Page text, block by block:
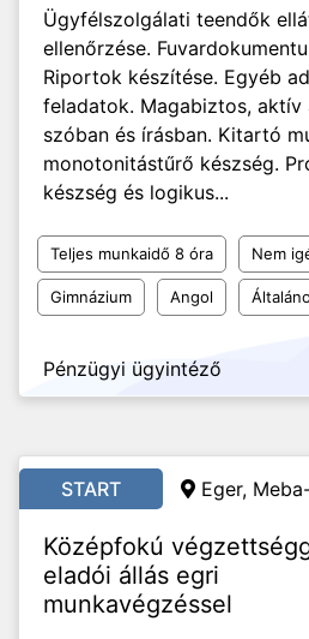
Ügyfélszolgálati teendők
ellenőrzése.
Riportok készítése. Egyéb
feladatok. Magabiztos, aktív
szóban és írásban. Kitartó
monotonitástűrő készség.
készség és logikus...
Teljes munkaidő 8 óra Nem
Gimnázium Angol
Pénzügyi ügyintéző
START Eger,
Középfokú
eladói állás egri
munkavégzéssel